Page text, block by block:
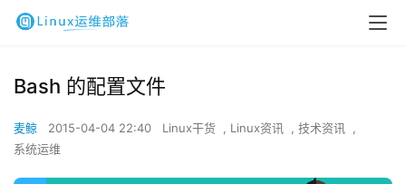
Bash 的配置文件
麦鲸 2015-04-04 22:40 Linux干货 , Linux资讯 , 技术资讯
,
系统运维